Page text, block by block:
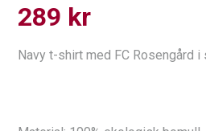
289 kr
Navy t-shirt med FC Rosengård